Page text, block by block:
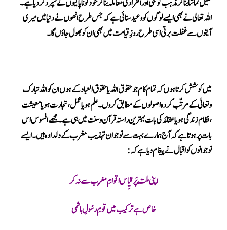
کھیل تماشا بنا کرمذہب کو نجی اور انفرادی معاملہ بناکر خود کو ناپاکیوں کے سپرد کر دیا ہے۔
اللہ تعالی نے بھی ایسے لوگوں کو وعید سنائی ہے کہ جس طرح انھوں نے دنیا میں میری
آیتوں سے غفلت برتی اسی طرح روزِ قیامت میں بھی ان کو بھول جاؤں گا۔
میں کوشش کرتا ہوں کہ تمام کام جو حقوق اللہ یا حقوق العباد کے ہوں ان کو اللہ تبارک
وتعالیٰ کے مرتّب کردہ اصولوں کے مطابق کروں ۔علم ہو یا عمل ، تجارت ہو یامعیشت
،نظام زندگی ہو یا عقائد کی بات بہترین راستہ قرآن و سنت میں ہی ہے ۔ مجھے افسوس اس
بات پر ہوتا ہے کہ آج ہمارے بہت سے نوجوان تہذیب مغرب کے دلدادہ ہیں ۔ایسے
نوجوانوں کو اقبال نے پیغام دیا ہے کہ:
اپنی ملّت پَر قیِاس اقوامِ مَغرب سے نہ کر
خاص ہے ترکیب میں قومِ رسُولِ ہاشمی